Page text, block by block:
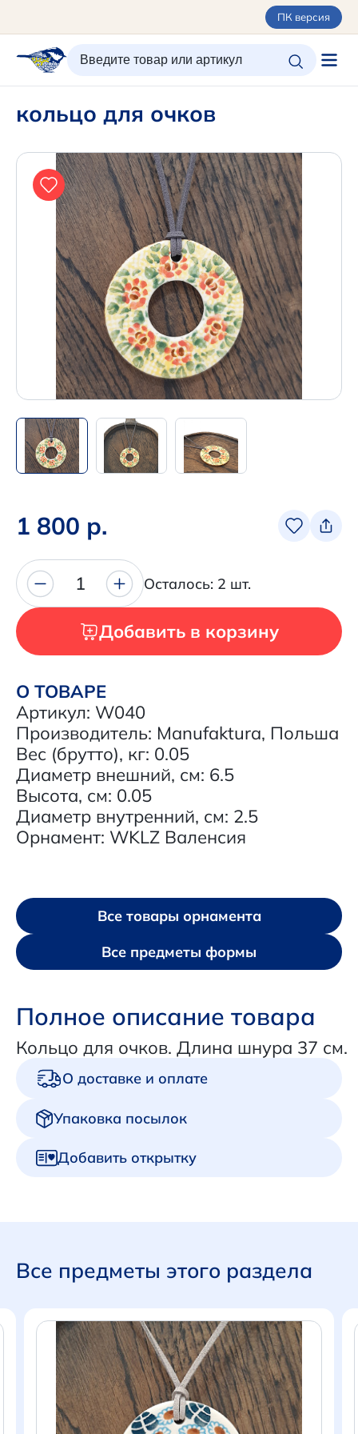
ПК версия
ИЗБРАННОЕ ВХОД/РЕГИСТРАЦИЯ КОРЗИНА
Орнаменты
О керамике
Оплата и доставка
Контакты
Подарочные карты
Новинки
Москва
+7 (495) 680-44-95 /
+7 (495) 680-92-00
.
Написать нам в Телеграм
+7 (925) 294-91-85
,
в MAX
+7 (926) 702-09-76
кольцо для очков
1 800 р.
О ТОВАРЕ
Артикул: W040
Производитель: Manufaktura, Польша
Вес (брутто), кг: 0.05
Диаметр внешний, см: 6.5
Высота, см: 0.05
Диаметр внутренний, см: 2.5
Орнамент: WKLZ Валенсия
1 Осталось: 2 шт.
Добавить в корзину
Все товары орнамента
Все предметы формы
Полное описание товара
Кольцо для очков. Длина шнура 37 см.
О доставке и оплате
Упаковка посылок
Добавить открытку
Все предметы этого раздела